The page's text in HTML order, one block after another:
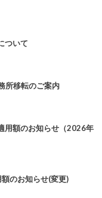
ついて
所移転のご案内
用額のお知らせ（2026年
のお知らせ(変更)